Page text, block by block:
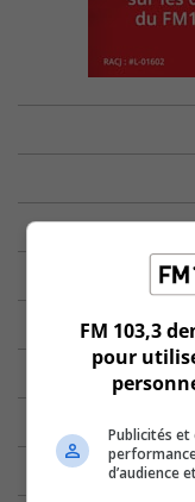
FM 103,3
pour
Publicités
d’audience